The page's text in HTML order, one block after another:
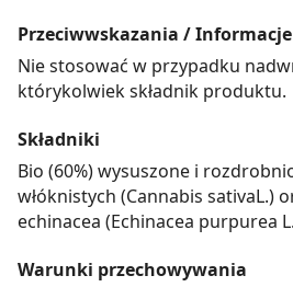
Przeciwwskazania /
Nie stosować w przypadku
którykolwiek składnik produktu.
Składniki
Bio (60%) wysuszone i
włóknistych (Cannabis sativaL.)
echinacea (Echinacea purpurea
Warunki przechowywania